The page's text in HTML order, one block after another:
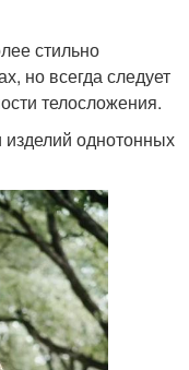
стильно
но всегда следует
телосложения.
однотонных